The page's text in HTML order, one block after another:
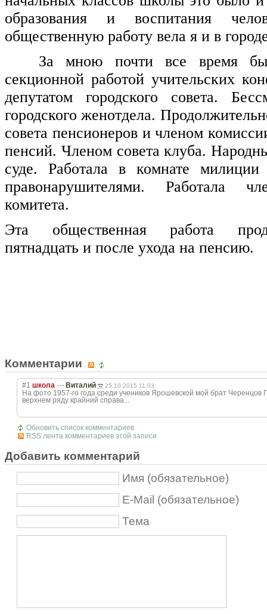
образования и воспитания
общественную работу вела я и в
За мною почти все время
секционной работой учительских
депутатом городского совета.
городского женотдела.
совета пенсионеров и членом
пенсий. Членом совета клуба.
суде. Работала в комнате
правонарушителями. Работала
комитета.
Эта общественная работа
пятнадцать и после ухода на пенсию.
Комментарии
#1 школа — Виталий 25.10.2015 11:03
На фото 1957-го года среди учеников Ярошевской мой брат Черенцов
верхнем ряду крайний справа...
Обновить список комментариев
RSS лента комментариев этой записи
Добавить комментарий
Имя (обязательное)
E-Mail (обязательное)
Тема